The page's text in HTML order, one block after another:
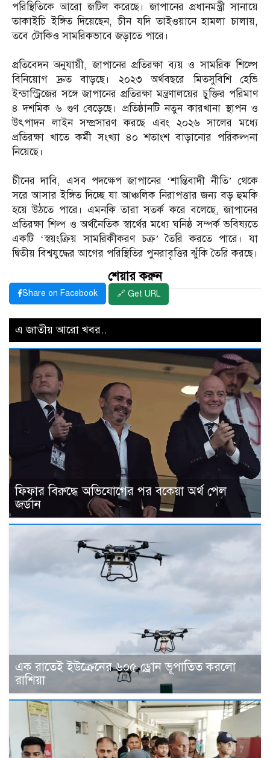
পরিস্থিতিকে আরো জটিল করেছে। জাপানের প্রধানমন্ত্রী সানায়ে
তাকাইচি ইঙ্গিত দিয়েছেন, চীন যদি তাইওয়ানে হামলা চালায়,
তবে টোকিও সামরিকভাবে জড়াতে পারে।
প্রতিবেদন অনুযায়ী, জাপানের প্রতিরক্ষা ব্যয় ও সামরিক শিল্পে
বিনিয়োগ দ্রুত বাড়ছে। ২০২৩ অর্থবছরে মিতসুবিশি হেভি
ইন্ডাস্ট্রিজের সঙ্গে জাপানের প্রতিরক্ষা মন্ত্রণালয়ের চুক্তির পরিমাণ
৪ দশমিক ৬ গুণ বেড়েছে। প্রতিষ্ঠানটি নতুন কারখানা স্থাপন ও
উৎপাদন লাইন সম্প্রসারণ করছে এবং ২০২৬ সালের মধ্যে
প্রতিরক্ষা খাতে কর্মী সংখ্যা ৪০ শতাংশ বাড়ানোর পরিকল্পনা
নিয়েছে।
চীনের দাবি, এসব পদক্ষেপ জাপানের ‘শান্তিবাদী নীতি’ থেকে
সরে আসার ইঙ্গিত দিচ্ছে যা আঞ্চলিক নিরাপত্তার জন্য বড় হুমকি
হয়ে উঠতে পারে। এমনকি তারা সতর্ক করে বলেছে, জাপানের
প্রতিরক্ষা শিল্প ও অর্থনৈতিক স্বার্থের মধ্যে ঘনিষ্ঠ সম্পর্ক ভবিষ্যতে
একটি ‘স্বয়ংক্রিয় সামরিকীকরণ চক্র’ তৈরি করতে পারে। যা
দ্বিতীয় বিশ্বযুদ্ধের আগের পরিস্থিতির পুনরাবৃত্তির ঝুঁকি তৈরি করছে।
শেয়ার করুন
Share on Facebook 🔗 Get URL
এ জাতীয় আরো খবর..
ফিফার বিরুদ্ধে অভিযোগের পর বকেয়া অর্থ পেল
জর্ডান
এক রাতেই ইউক্রেনের ৬০৫ ড্রোন ভূপাতিত করলো
রাশিয়া